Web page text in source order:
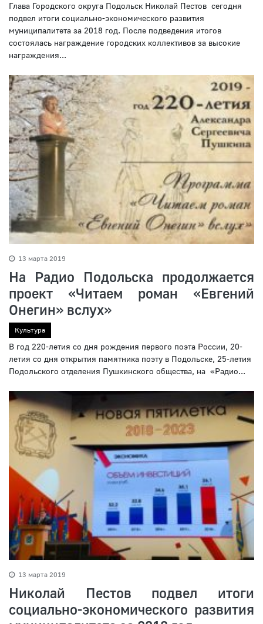
Глава Городского округа Подольск Николай Пестов сегодня
подвел итоги социально-экономического развития
муниципалитета за 2018 год. После подведения итогов
состоялась награждение городских коллективов за высокие
награждения...
13 марта 2019
На Радио Подольска продолжается
проект «Читаем роман «Евгений
Онегин» вслух»
Культура
В год 220-летия со дня рождения первого поэта России, 20-
летия со дня открытия памятника поэту в Подольске, 25-летия
Подольского отделения Пушкинского общества, на «Радио...
13 марта 2019
Николай Пестов подвел итоги
социально-экономического развития